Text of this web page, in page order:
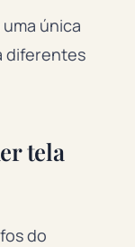
única
diferentes
tela
do